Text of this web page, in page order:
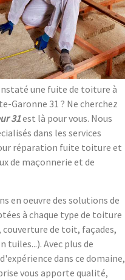
une fuite de toiture à
Garonne 31 ? Ne cherchez
31est là pour vous. Nous
dans les services
réparation fuite toiture et
de maçonnerie et de
en oeuvre des solutions de
à chaque type de toiture
de toit, façades,
tuiles...). Avec plus de
dans ce domaine,
vous apporte qualité,